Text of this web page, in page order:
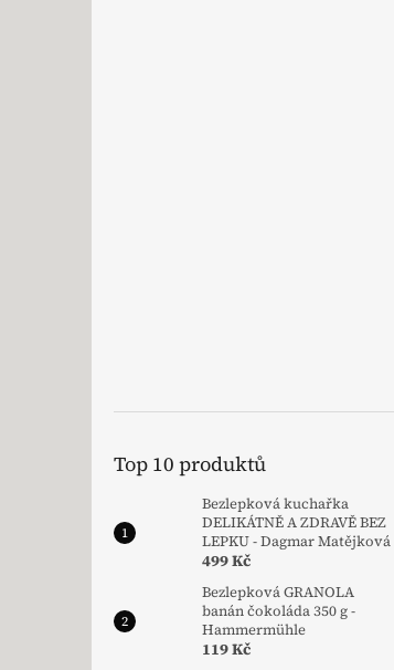
Top 10 produktů
Bezlepková kuchařka
DELIKÁTNĚ A ZDRAVĚ BEZ
LEPKU - Dagmar Matějková
499 Kč
Bezlepková GRANOLA
banán čokoláda 350 g -
Hammermühle
119 Kč